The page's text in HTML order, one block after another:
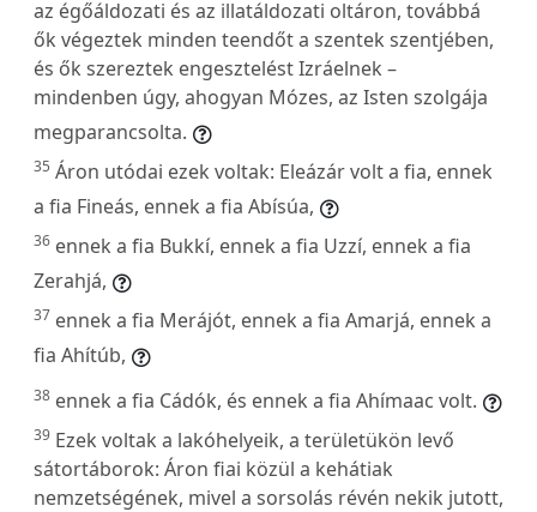
az égőáldozati és az illatáldozati oltáron, továbbá
ők végeztek minden teendőt a szentek szentjében,
és ők szereztek engesztelést Izráelnek –
mindenben úgy, ahogyan Mózes, az Isten szolgája
megparancsolta.
35 Áron utódai ezek voltak: Eleázár volt a fia, ennek
a fia Fineás, ennek a fia Abísúa,
36 ennek a fia Bukkí, ennek a fia Uzzí, ennek a fia
Zerahjá,
37 ennek a fia Merájót, ennek a fia Amarjá, ennek a
fia Ahítúb,
38 ennek a fia Cádók, és ennek a fia Ahímaac volt.
39 Ezek voltak a lakóhelyeik, a területükön levő
sátortáborok: Áron fiai közül a kehátiak
nemzetségének, mivel a sorsolás révén nekik jutott,